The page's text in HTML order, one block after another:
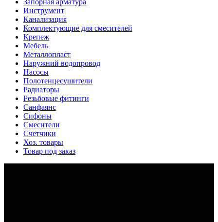
Запорная арматура
Инструмент
Канализация
Комплектующие для смесителей
Крепеж
Мебель
Металлопласт
Наружний водопровод
Насосы
Полотенцесушители
Радиаторы
Резьбовые фитинги
Санфаянс
Сифоны
Смесители
Счетчики
Хоз. товары
Товар под заказ